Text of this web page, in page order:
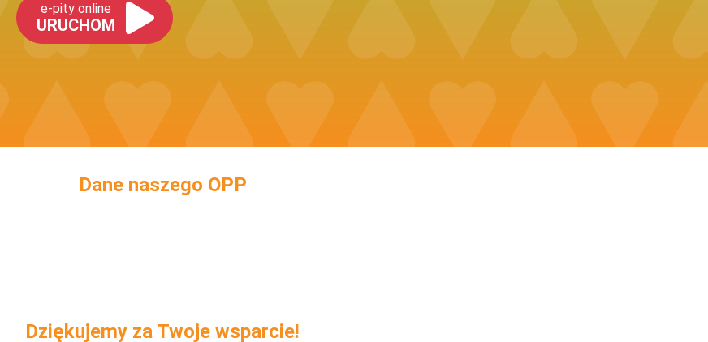
e-pity online
URUCHOM
Dane naszego OPP
Dziękujemy za Twoje wsparcie!